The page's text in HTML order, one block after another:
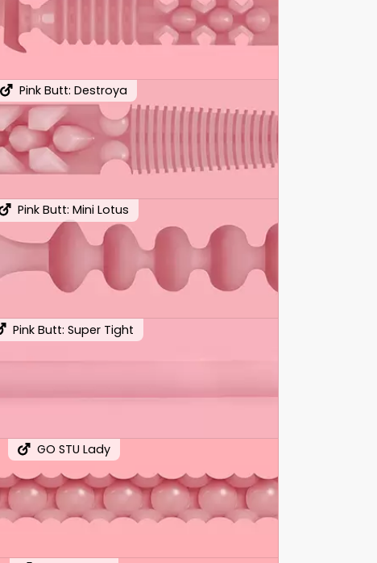
Pink Butt: Destroya
Pink Butt: Mini Lotus
Pink Butt: Super Tight
GO STU Lady